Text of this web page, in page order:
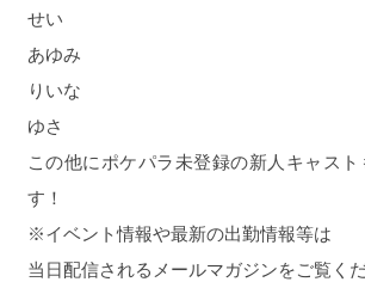
せい
あゆみ
りいな
ゆさ
この他にポケパラ未登録の新人キャスト
す！
※イベント情報や最新の出勤情報等は
当日配信されるメールマガジンをご覧くだ